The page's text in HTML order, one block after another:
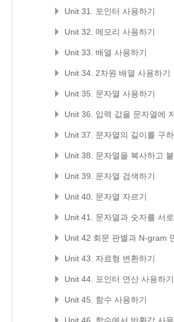
Unit 31. 포인터 사용하기
Unit 32. 메모리 사용하기
Unit 33. 배열 사용하기
Unit 34. 2차원 배열 사용하기
Unit 35. 문자열 사용하기
Unit 36. 입력 값을 문자열에
Unit 37. 문자열의 길이를 구
Unit 38. 문자열을 복사하고
Unit 39. 문자열 검색하기
Unit 40. 문자열 자르기
Unit 41. 문자열과 숫자를 서
Unit 42 회문 판별과 N-gram
Unit 43. 자료형 변환하기
Unit 44. 포인터 연산 사용하기
Unit 45. 함수 사용하기